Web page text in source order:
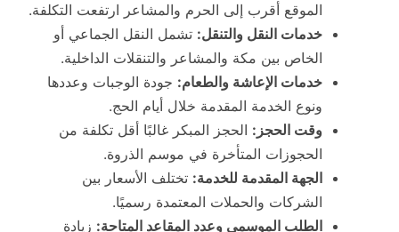
الموقع أقرب إلى الحرم والمشاعر ارتفعت التكلفة.
خدمات النقل والتنقل: تشمل النقل الجماعي أو
الخاص بين مكة والمشاعر والتنقلات الداخلية.
خدمات الإعاشة والطعام: جودة الوجبات وعددها
ونوع الخدمة المقدمة خلال أيام الحج.
وقت الحجز: الحجز المبكر غالبًا أقل تكلفة من
الحجوزات المتأخرة في موسم الذروة.
الجهة المقدمة للخدمة: تختلف الأسعار بين
الشركات والحملات المعتمدة رسميًا.
الطلب الموسمي وعدد المقاعد المتاحة: زيادة